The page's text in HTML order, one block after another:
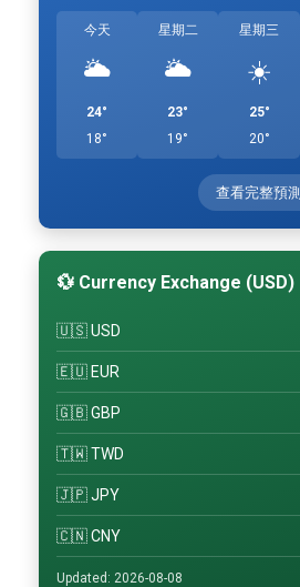
今天
🌥️
24°
18°
星期二
🌥️
23°
19°
星期三
☀️
25°
20°
查看完整預測
💱 Currency Exchange (USD)
🇺🇸 USD
🇪🇺 EUR
🇬🇧 GBP
🇹🇼 TWD
🇯🇵 JPY
🇨🇳 CNY
Updated: 2026-08-08